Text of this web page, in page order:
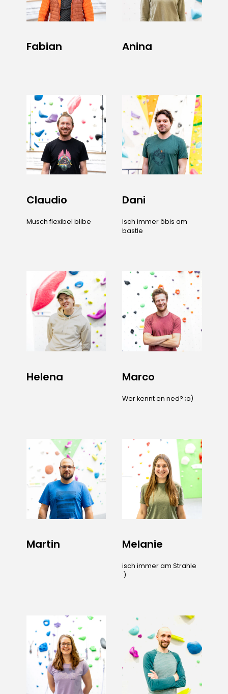
Fabian Anina
Claudio
Musch flexibel blibe
Dani
Isch immer öbis am
bastle
Helena Marco
Wer kennt en ned? ;o)
Martin Melanie
isch immer am Strahle
:)